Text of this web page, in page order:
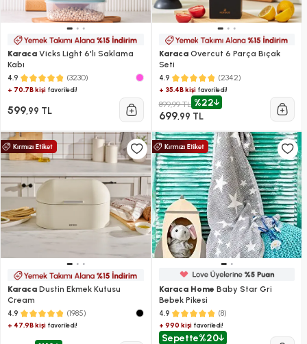
Karaca Vicks Light 6'lı Saklama
Kabı
4.9 (3230)
+ 70.7B kişi favoriledi!
599,99 TL
KaracaOvercut 6 Parça Bıçak
Seti
4.9 (2342)
+ 35.4B kişifavoriledi!
899,99 TL %22
699,99 TL
Karaca Dustin Ekmek Kutusu
Cream
4.9 (1985)
+ 47.9B kişi favoriledi!
Karaca Home Baby Star Gri
Bebek Pikesi
4.9 (8)
+ 990 kişifavoriledi!
Sepette%20